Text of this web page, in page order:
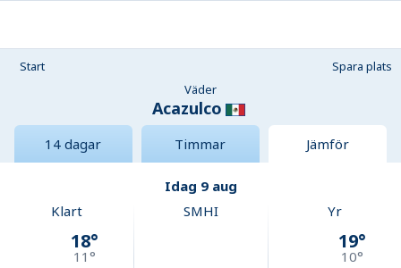
Start
Spara plats
Väder
Acazulco
14 dagar Timmar Jämför
Idag 9 aug
Klart
18°
11°
SMHI Yr
19°
10°